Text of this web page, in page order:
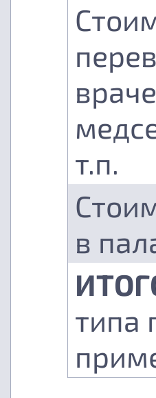
т.п.
в
типа